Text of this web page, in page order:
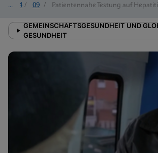
2024 / 09 / Patientennahe Testung auf
GEMEINSCHAFTSGESUNDHEIT UND
GESUNDHEIT